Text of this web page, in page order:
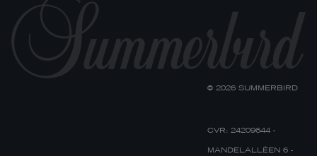
© 2026 SUMMERBIRD
CVR: 24209644 -
MANDELALLÉEN 6 -